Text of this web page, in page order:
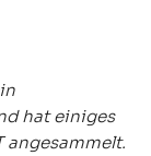
hat einiges
angesammelt.